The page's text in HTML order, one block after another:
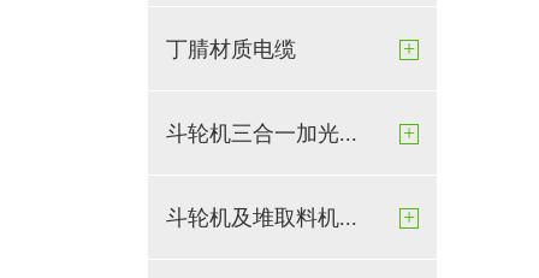
丁腈材质电缆 +
斗轮机三合一加光... +
斗轮机及堆取料机... +